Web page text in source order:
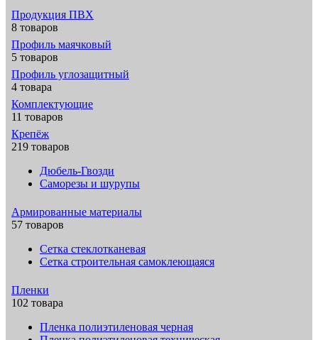
Продукция ПВХ
8 товаров
Профиль маячковый
5 товаров
Профиль углозащитный
4 товара
Комплектующие
11 товаров
Крепёж
219 товаров
Дюбель-Гвозди
Саморезы и шурупы
Армированные материалы
57 товаров
Сетка стеклотканевая
Сетка строительная самоклеющаяся
Пленки
102 товара
Пленка полиэтиленовая черная